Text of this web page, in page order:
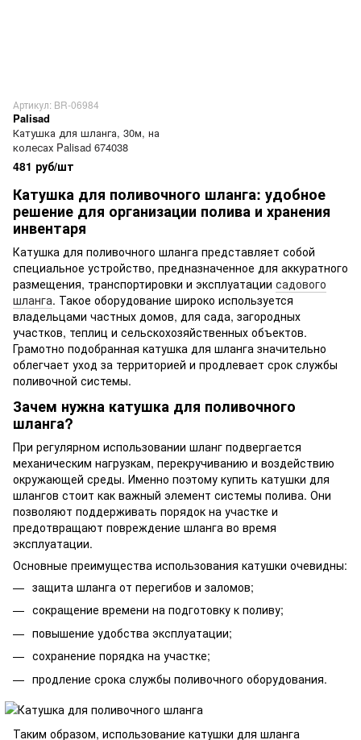
Артикул: BR-06984
Palisad
Катушка для шланга, 30м, на
колесах Palisad 674038
481 руб/шт
Катушка для поливочного шланга: удобное
решение для организации полива и хранения
инвентаря
Катушка для поливочного шланга представляет собой
специальное устройство, предназначенное для аккуратного
размещения, транспортировки и эксплуатации садового
шланга. Такое оборудование широко используется
владельцами частных домов, для сада, загородных
участков, теплиц и сельскохозяйственных объектов.
Грамотно подобранная катушка для шланга значительно
облегчает уход за территорией и продлевает срок службы
поливочной системы.
Зачем нужна катушка для поливочного
шланга?
При регулярном использовании шланг подвергается
механическим нагрузкам, перекручиванию и воздействию
окружающей среды. Именно поэтому купить катушки для
шлангов стоит как важный элемент системы полива. Они
позволяют поддерживать порядок на участке и
предотвращают повреждение шланга во время
эксплуатации.
Основные преимущества использования катушки очевидны:
защита шланга от перегибов и заломов;
сокращение времени на подготовку к поливу;
повышение удобства эксплуатации;
сохранение порядка на участке;
продление срока службы поливочного оборудования.
Таким образом, использование катушки для шланга